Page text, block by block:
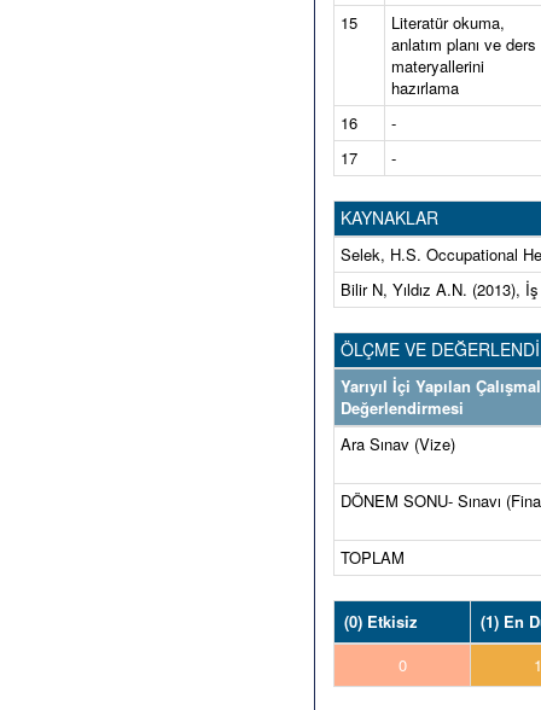
15
Literatür okuma,
anlatım planı ve ders
materyallerini
hazırlama
16
-
17
-
KAYNAKLAR
Selek, H.S. Occupational
Bilir N, Yıldız A.N. (2013),
ÖLÇME VE
Yarıyıl İçi Yapılan
Değerlendirmesi
Ara Sınav (Vize)
DÖNEM SONU- Sınavı
TOPLAM
(0) Etkisiz
(1) En
0
1